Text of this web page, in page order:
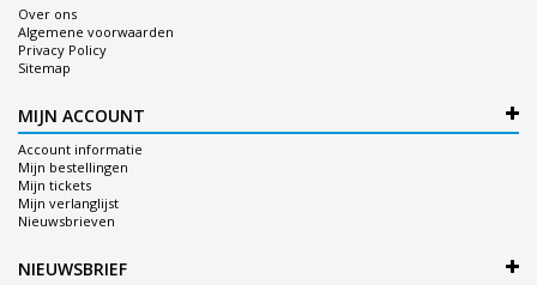
Over ons
Algemene voorwaarden
Privacy Policy
Sitemap
MIJN ACCOUNT
Account informatie
Mijn bestellingen
Mijn tickets
Mijn verlanglijst
Nieuwsbrieven
NIEUWSBRIEF